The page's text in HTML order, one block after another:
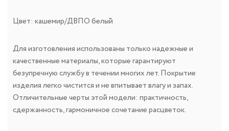
Цвет: кашемир/ДВПО белый
Для изготовления использованы только надежные и
качественные материалы, которые гарантируют
безупречную службу в течении многих лет. Покрытие
изделия легко чистится и не впитывает влагу и запах.
Отличительные черты этой модели: практичность,
сдержанность, гармоничное сочетание расцветок.